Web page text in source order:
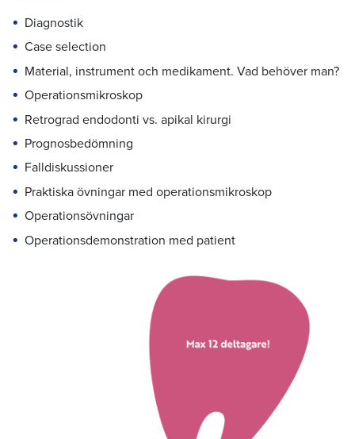
Diagnostik
Case selection
Material, instrument och medikament. Vad behöver man?
Operationsmikroskop
Retrograd endodonti vs. apikal kirurgi
Prognosbedömning
Falldiskussioner
Praktiska övningar med operationsmikroskop
Operationsövningar
Operationsdemonstration med patient